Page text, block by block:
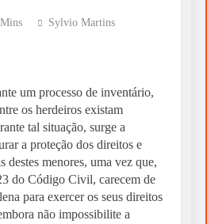
Sylvio Martins
um processo de inventário,
os herdeiros existam
tal situação, surge a
a proteção dos direitos e
destes menores, uma vez que,
do Código Civil, carecem de
para exercer os seus direitos
não impossibilite a